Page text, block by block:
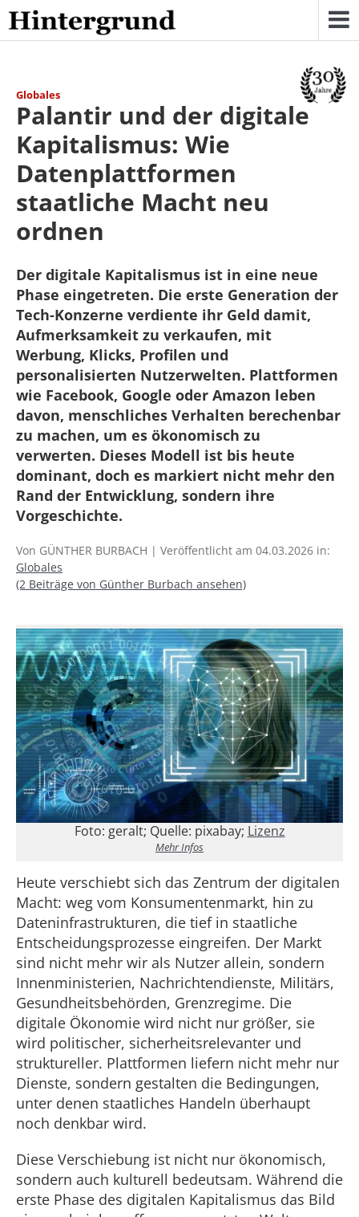
Skip
to
content
Globales
Palantir und der digitale
Kapitalismus: Wie
Datenplattformen
staatliche Macht neu
ordnen
Der digitale Kapitalismus ist in eine neue
Phase eingetreten. Die erste Generation der
Tech-Konzerne verdiente ihr Geld damit,
Aufmerksamkeit zu verkaufen, mit
Werbung, Klicks, Profilen und
personalisierten Nutzerwelten. Plattformen
wie Facebook, Google oder Amazon leben
davon, menschliches Verhalten berechenbar
zu machen, um es ökonomisch zu
verwerten. Dieses Modell ist bis heute
dominant, doch es markiert nicht mehr den
Rand der Entwicklung, sondern ihre
Vorgeschichte.
Von GÜNTHER BURBACH | Veröffentlicht am 04.03.2026 in:
Globales
(2 Beiträge von Günther Burbach ansehen)
Foto: geralt; Quelle: pixabay; Lizenz
Mehr Infos
Heute verschiebt sich das ­Zent­rum der digitalen
Macht: weg vom Konsumentenmarkt, hin zu
Dateninfrastrukturen, die tief in staatliche
Entscheidungsprozesse eingreifen. Der Markt
sind nicht mehr wir als Nutzer allein, sondern
Innenministe­rien, Nachrichtendienste, Militärs,
Ge­sundheitsbehörden, Grenzregime. Die
digitale Ökonomie wird nicht nur größer, sie
wird politischer, sicherheitsrelevan­ter und
struktureller. Plattformen liefern nicht mehr nur
Dienste, sondern gestalten die Bedingungen,
unter denen staatliches Handeln überhaupt
noch denkbar wird.
Diese Verschiebung ist nicht nur öko­nomisch,
sondern auch kulturell bedeut­sam. Während die
erste Phase des digitalen Kapitalismus das Bild